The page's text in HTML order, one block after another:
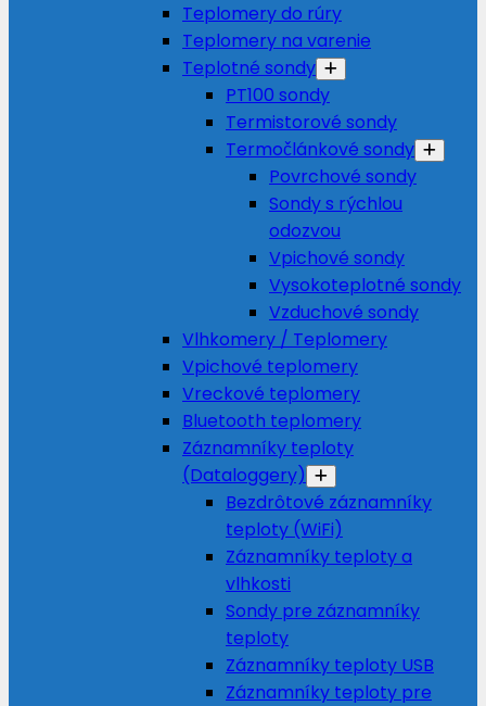
Teplomery do rúry
Teplomery na varenie
Teplotné sondy
PT100 sondy
Termistorové sondy
Termočlánkové sondy
Povrchové sondy
Sondy s rýchlou
odozvou
Vpichové sondy
Vysokoteplotné sondy
Vzduchové sondy
Vlhkomery / Teplomery
Vpichové teplomery
Vreckové teplomery
Bluetooth teplomery
Záznamníky teploty
(Dataloggery)
Bezdrôtové záznamníky
teploty (WiFi)
Záznamníky teploty a
vlhkosti
Sondy pre záznamníky
teploty
Záznamníky teploty USB
Záznamníky teploty pre